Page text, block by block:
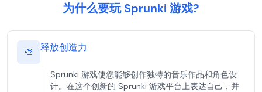
为什么要玩 Sprunki 游戏?
🎨 释放创造力
Sprunki 游戏使您能够创作独特的音乐作品和角色设
计。在这个创新的 Sprunki 游戏平台上表达自己，并